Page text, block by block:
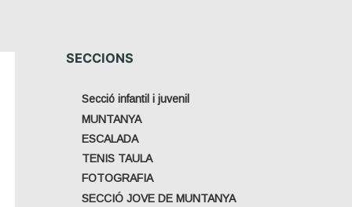
SECCIONS
Secció infantil i juvenil
MUNTANYA
ESCALADA
TENIS TAULA
FOTOGRAFIA
SECCIÓ JOVE DE MUNTANYA